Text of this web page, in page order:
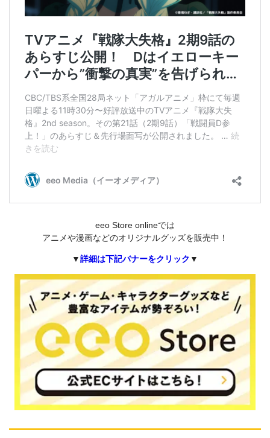
eeo Store onlineでは
アニメや漫画などのオリジナルグッズを販売中！
▼詳細は下記バナーをクリック ▼